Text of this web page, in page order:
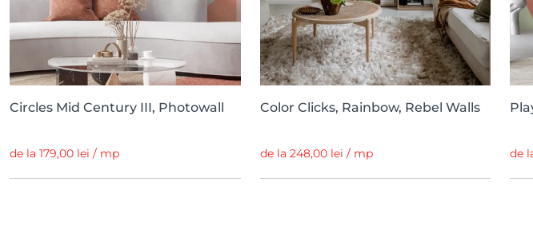
Circles Mid Century III, Photowall
de la 179,00 lei / mp
Color Clicks, Rainbow, Rebel Walls
de la 248,00 lei / mp de